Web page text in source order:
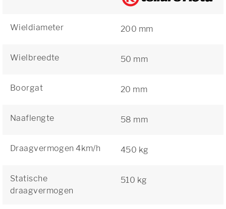
Wieldiameter 200 mm
Wielbreedte 50 mm
Boorgat 20 mm
Naaflengte 58 mm
Draagvermogen 4km/h 450 kg
Statische
draagvermogen
510 kg